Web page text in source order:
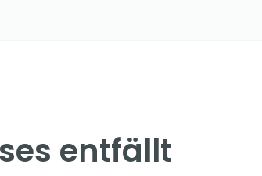
entfällt